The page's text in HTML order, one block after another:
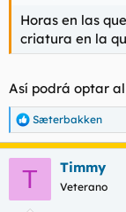
Horas en las
criatura en la
Así podrá optar
R
e
Sæterbakken
T Timmy
Veterano